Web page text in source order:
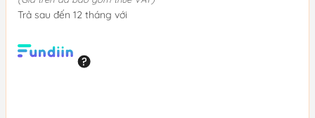
Trả sau đến 12 tháng với